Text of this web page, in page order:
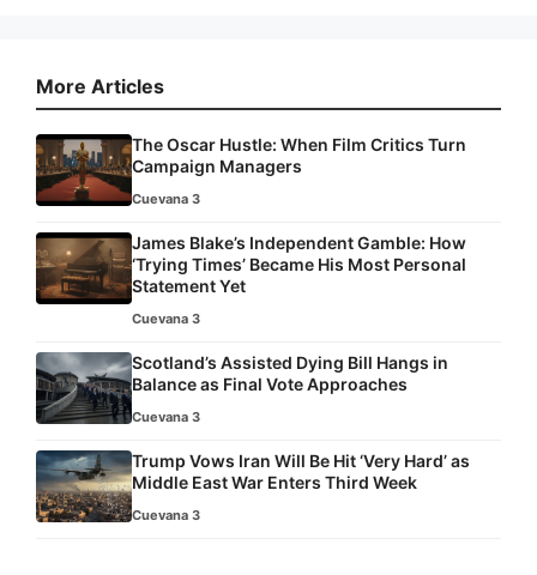
More Articles
The Oscar Hustle: When Film Critics Turn
Campaign Managers
Cuevana 3
James Blake’s Independent Gamble: How
‘Trying Times’ Became His Most Personal
Statement Yet
Cuevana 3
Scotland’s Assisted Dying Bill Hangs in
Balance as Final Vote Approaches
Cuevana 3
Trump Vows Iran Will Be Hit ‘Very Hard’ as
Middle East War Enters Third Week
Cuevana 3